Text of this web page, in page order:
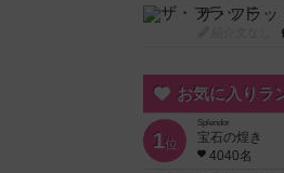
ザ・フラッ
お気に入りラ
1位
Splendor
宝石の煌き
4040名